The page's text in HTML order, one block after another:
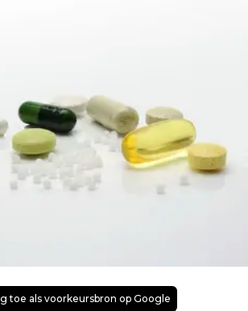
toe als voorkeursbron op Google